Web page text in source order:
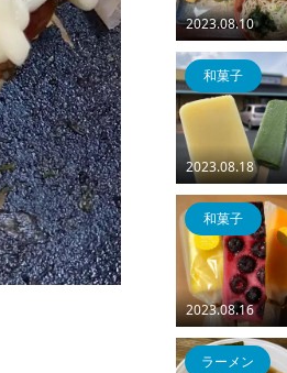
2023.08.10
2023.08.18
和菓子
2023.08.16
和菓子
ラーメン